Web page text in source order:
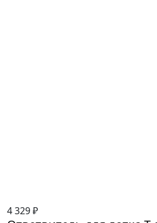
4 329 ₽